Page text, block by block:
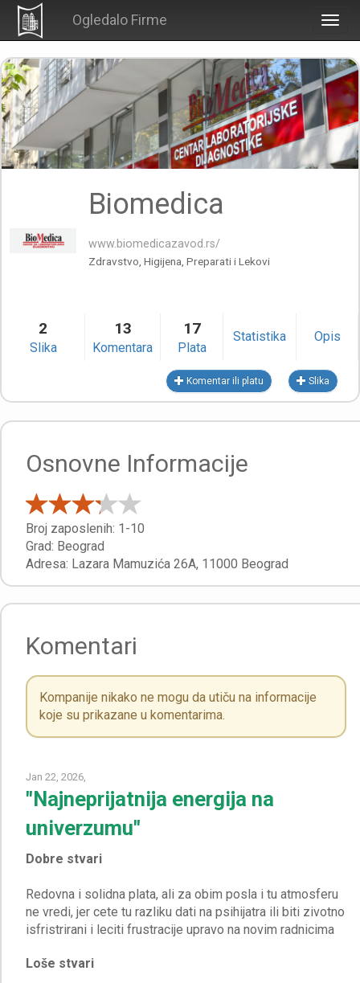
Ogledalo Firme
Biomedica
www.biomedicazavod.rs/
Zdravstvo, Higijena, Preparati i Lekovi
2
Slika
13
Komentara
17
Plata
Statistika Opis
Komentar ili platu Slika
Osnovne Informacije
Broj zaposlenih: 1-10
Grad: Beograd
Adresa: Lazara Mamuzića 26A, 11000 Beograd
Komentari
Kompanije nikako ne mogu da utiču na informacije
koje su prikazane u komentarima.
Jan 22, 2026,
"Najneprijatnija energija na
univerzumu"
Dobre stvari
Redovna i solidna plata, ali za obim posla i tu atmosferu
ne vredi, jer cete tu razliku dati na psihijatra ili biti zivotno
Loše stvari